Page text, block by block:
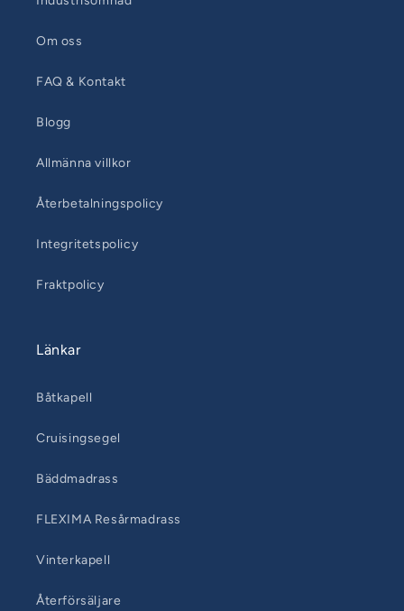
Om oss
FAQ & Kontakt
Blogg
Allmänna villkor
Återbetalningspolicy
Integritetspolicy
Fraktpolicy
Länkar
Båtkapell
Cruisingsegel
Bäddmadrass
FLEXIMA Resårmadrass
Vinterkapell
Återförsäljare